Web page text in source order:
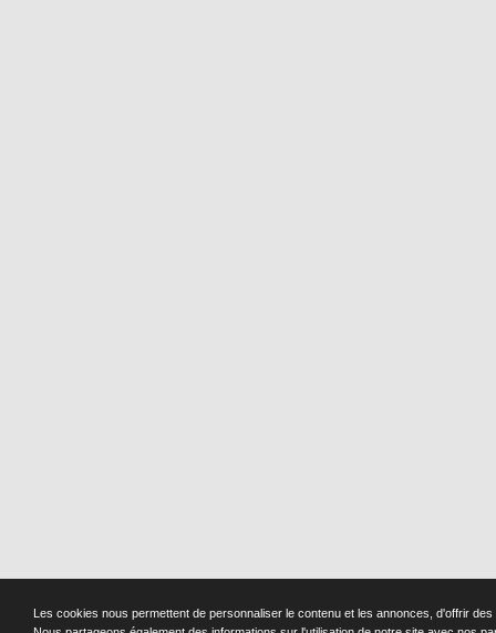
Les cookies nous permettent de personnaliser le contenu et les annonces, d'offrir